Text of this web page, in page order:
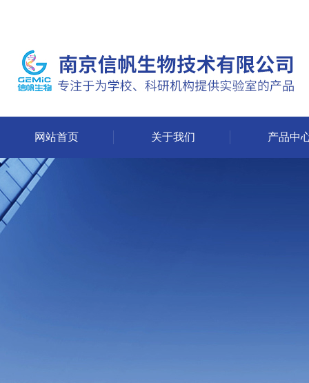
网站首页 关于我们 产品中